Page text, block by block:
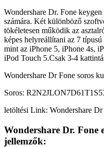
Wondershare Dr. Fone
számára. Két különböző
tökéletesen működik az
képes helyreállítani az 7
mint az iPhone 5, iPhone 4s,
iPod Touch 5.Csak 3-4
Wondershare Dr Fone soros
Soros:
letöltési Link: Wondershare
Wondershare Dr. Fone
jellemzők: